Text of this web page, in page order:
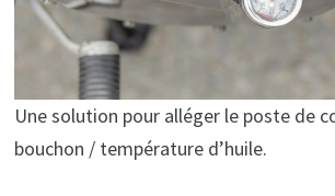
Une solution pour alléger le poste de
bouchon / température d’huile.